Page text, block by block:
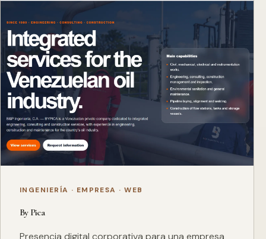
INGENIERÍA · EMPRESA · WEB
By Pica